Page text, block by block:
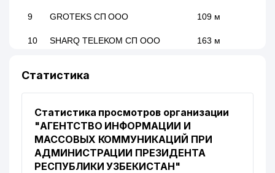
9 GROTEKS СП ООО 109 м
10 SHARQ TELEKOM СП ООО 163 м
11
ОБРАЗОВАНИЯ
12
UZINFOCOM ЦЕНТР РАЗВИТИЯ
И ВНЕДРЕНИЯ
КОМПЬЮТЕРНЫХ И
ТЕХНОЛОГИЙ ГУП
245 м
Статистика
Статистика просмотров организации
"АГЕНТСТВО ИНФОРМАЦИИ И
МАССОВЫХ КОММУНИКАЦИЙ ПРИ
АДМИНИСТРАЦИИ ПРЕЗИДЕНТА
РЕСПУБЛИКИ УЗБЕКИСТАН"